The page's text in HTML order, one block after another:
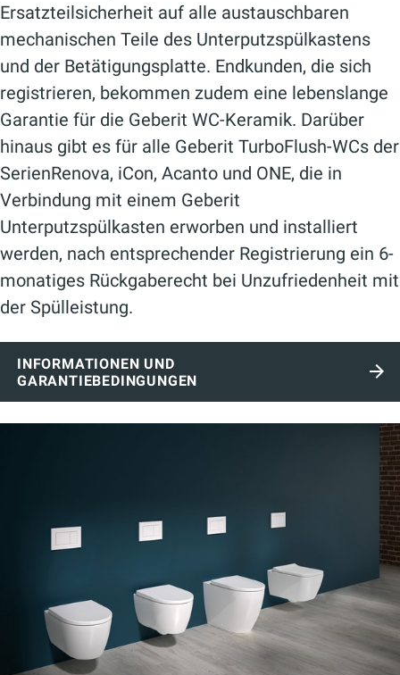
Ersatzteilsicherheit auf alle austauschbaren
mechanischen Teile des Unterputzspülkastens
und der Betätigungsplatte. Endkunden, die sich
registrieren, bekommen zudem eine lebenslange
Garantie für die Geberit WC-Keramik. Darüber
hinaus gibt es für alle Geberit TurboFlush-WCs der
SerienRenova, iCon, Acanto und ONE, die in
Verbindung mit einem Geberit
Unterputzspülkasten erworben und installiert
werden, nach entsprechender Registrierung ein 6-
monatiges Rückgaberecht bei Unzufriedenheit mit
der Spülleistung.
INFORMATIONEN UND
GARANTIEBEDINGUNGEN